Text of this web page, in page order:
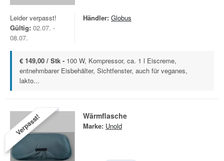
Leider verpasst!
Gültig: 02.07. -
08.07.
Händler: Globus
€ 149,00 / Stk - 100 W, Kompressor, ca. 1 l Eiscreme,
entnehmbarer Eisbehälter, Sichtfenster, auch für veganes,
lakto...
Verpasst! Wärmflasche
Marke: Unold